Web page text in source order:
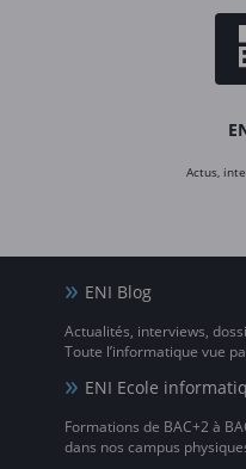
Actus,
ENI Blog
Actualités, interviews,
Toute l’informatique vue
ENI Ecole
Formations de BAC+2 à
dans nos campus